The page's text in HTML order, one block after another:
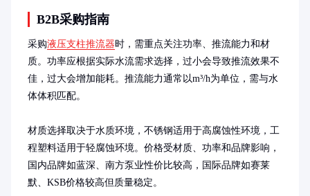
B2B采购指南
采购液压支柱推流器时，需重点关注功率、推流能力和材
质。功率应根据实际水流需求选择，过小会导致推流效果不
佳，过大会增加能耗。推流能力通常以m³/h为单位，需与水
体体积匹配。
材质选择取决于水质环境，不锈钢适用于高腐蚀性环境，工
程塑料适用于轻腐蚀环境。价格受材质、功率和品牌影响，
国内品牌如蓝深、南方泵业性价比较高，国际品牌如赛莱
默、KSB价格较高但质量稳定。